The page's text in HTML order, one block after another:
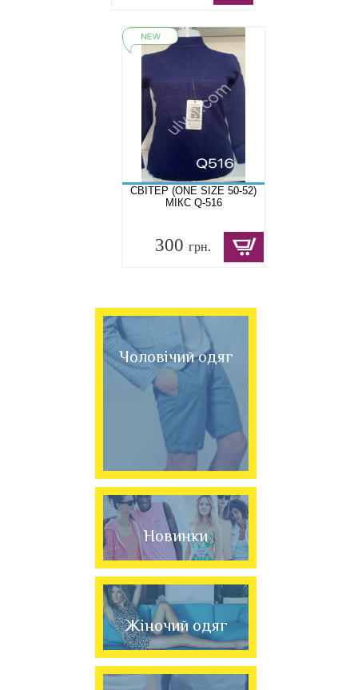
СВІТЕР (ONE SIZE 50-52)
МІКС Q-516
300 грн.
Чоловічий одяг
Новинки
Жіночий одяг